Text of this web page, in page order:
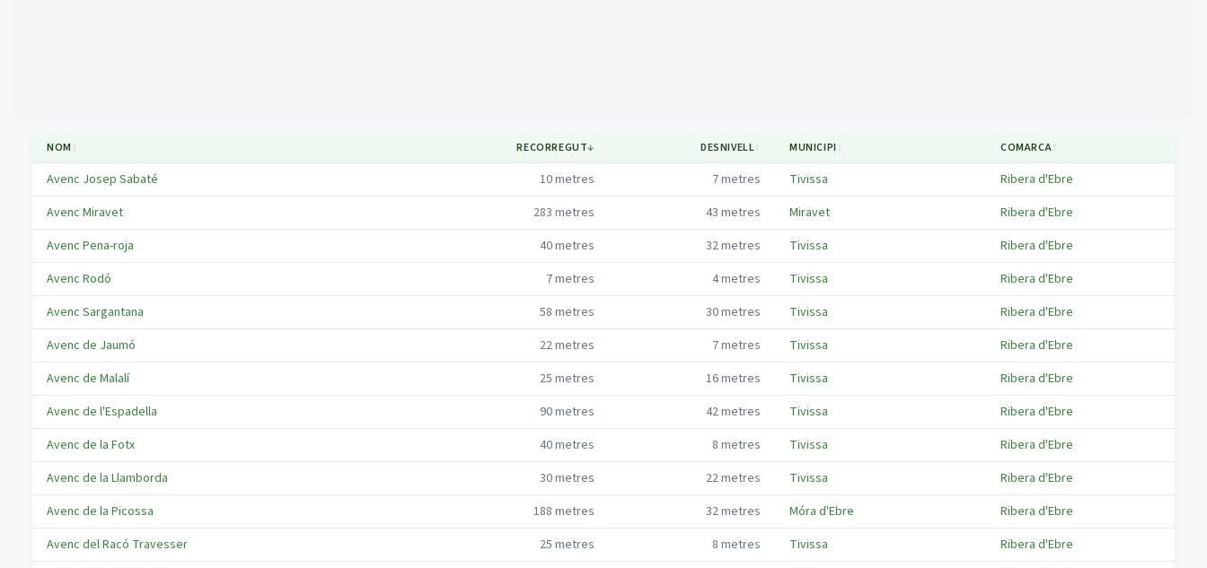
NOM ↕ RECORREGUT↓ DESNIVELL↕ MUNICIPI↕ COMARCA↕
Avenc Josep Sabaté 10metres 7metres Tivissa
Ribera d'Ebre
Avenc Miravet
283 metres 43 metres Miravet
Ribera d'Ebre
Avenc Pena-roja
40metres 32metres Tivissa
Ribera d'Ebre
Avenc Rodó
7metres 4metres Tivissa
Ribera d'Ebre
Avenc Sargantana
58 metres 30metres Tivissa
Ribera d'Ebre
Avenc de Jaumó
22metres 7metres Tivissa
Ribera d'Ebre
Avenc de Malalí
25 metres 16metres Tivissa
Ribera d'Ebre
Avenc de l'Espadella
90metres 42metres Tivissa
Ribera d'Ebre
Avenc de la Fotx
40metres 8 metres Tivissa
Ribera d'Ebre
Avenc de la Llamborda
30metres 22metres Tivissa
Ribera d'Ebre
Avenc de la Picossa
188 metres 32metres Móra d'Ebre
Ribera d'Ebre
Avenc del Racó Travesser
25 metres 8 metres Tivissa
Ribera d'Ebre